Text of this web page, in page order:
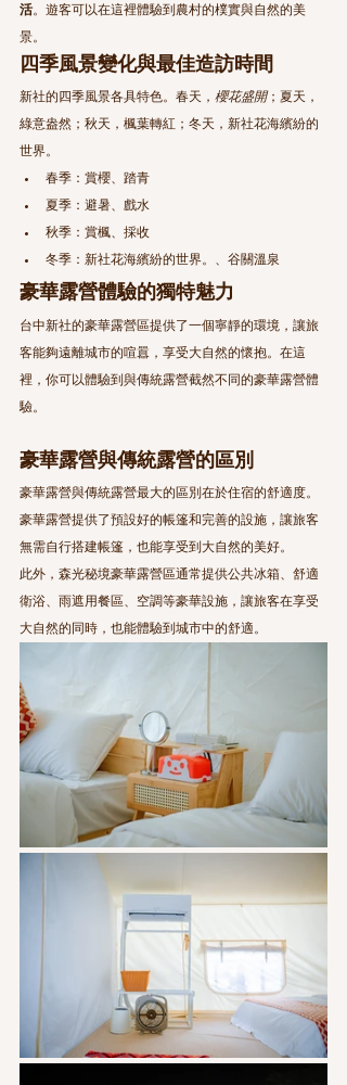
活。遊客可以在這裡體驗到農村的樸實與自然的美
景。
四季風景變化與最佳造訪時間
新社的四季風景各具特色。春天， 櫻花盛開；夏天，
綠意盎然；秋天，楓葉轉紅；冬天，新社花海繽紛的
世界。
春季：賞櫻、踏青
夏季：避暑、戲水
秋季：賞楓、採收
冬季：新社花海繽紛的世界。、谷關溫泉
豪華露營體驗的獨特魅力
台中新社的豪華露營區提供了一個寧靜的環境，讓旅
客能夠遠離城市的喧囂，享受大自然的懷抱。在這
裡，你可以體驗到與傳統露營截然不同的豪華露營體
驗。
豪華露營與傳統露營的區別
豪華露營與傳統露營最大的區別在於住宿的舒適度。
豪華露營提供了預設好的帳篷和完善的設施，讓旅客
無需自行搭建帳篷，也能享受到大自然的美好。
此外，森光秘境豪華露營區通常提供公共冰箱、舒適
衛浴、雨遮用餐區、空調等豪華設施，讓旅客在享受
大自然的同時，也能體驗到城市中的舒適。